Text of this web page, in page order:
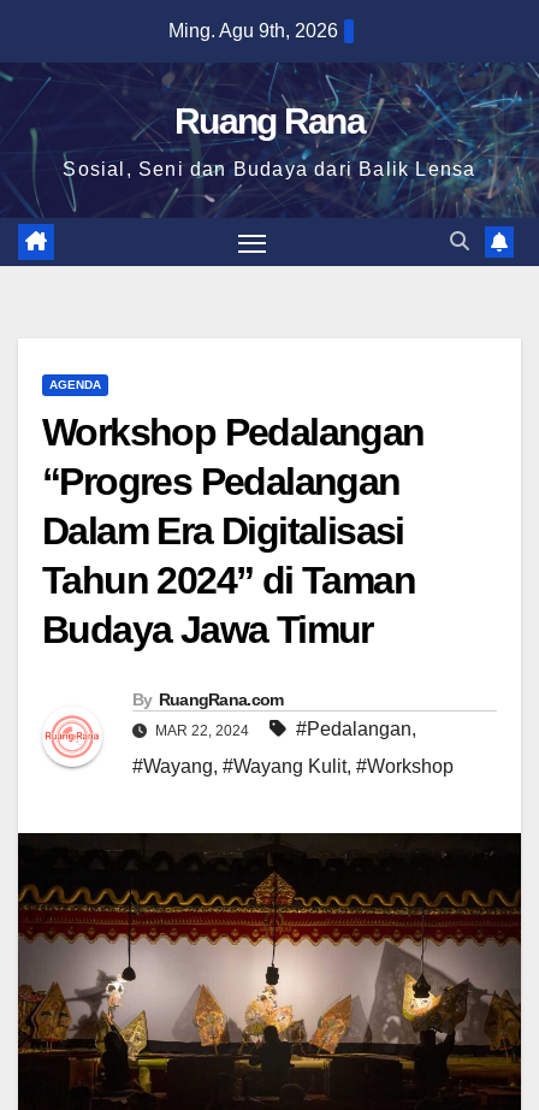
content
Ming. Agu 9th, 2026
Ruang Rana
Sosial, Seni dan Budaya dari Balik Lensa
AGENDA
Workshop Pedalangan
“Progres Pedalangan
Dalam Era Digitalisasi
Tahun 2024” di Taman
Budaya Jawa Timur
By RuangRana.com
MAR 22, 2024 #Pedalangan,
#Wayang, #Wayang Kulit, #Workshop